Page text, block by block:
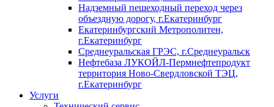
Надземный пешеходный переход через
объездную дорогу, г.Екатеринбург
Екатеринбургский Метрополитен,
г.Екатеринбург
Среднеуральская ГРЭС, г.Среднеуральск
Нефтебаза ЛУКОЙЛ-Пермнефтепродукт
территория Ново-Свердловской ТЭЦ,
г.Екатеринбург
Услуги